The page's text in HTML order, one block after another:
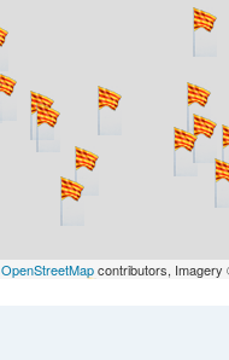
OpenStreetMapcontributors,